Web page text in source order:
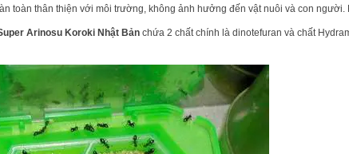
toàn thân thiện với môi trường, không ảnh hưởng đến vật nuôi và con
Arinosu Koroki Nhật Bản chứa 2 chất chính là dinotefuran và chất